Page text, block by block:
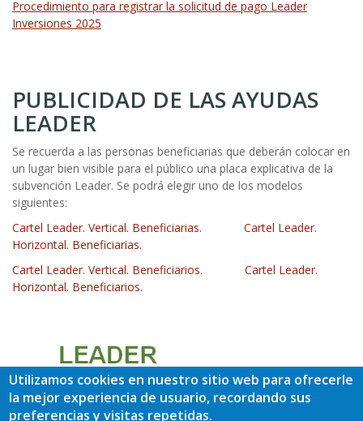
Procedimiento para registrar la solicitud de pago Leader
Inversiones 2025
PUBLICIDAD DE LAS AYUDAS
LEADER
Se recuerda a las personas beneficiarias que deberán colocar en
un lugar bien visible para el público una placa explicativa de la
subvención Leader. Se podrá elegir uno de los modelos
siguientes:
Cartel Leader. Vertical. Beneficiarias.
Cartel Leader.
Horizontal. Beneficiarias.
Cartel Leader. Vertical. Beneficiarios.
Cartel Leader.
Horizontal. Beneficiarios.
Utilizamos cookies en nuestro sitio web para ofrecerle
la mejor experiencia de usuario, recordando sus
preferencias y visitas repetidas.